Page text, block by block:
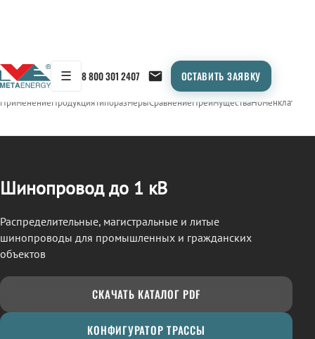
☰ 8 800 301 2407 ОСТАВИТЬ ЗАЯВКУ
← Продукция/ШИНОПРОВОД
ПрименениеПродукцияТипоразмерыСравнениеПреимуществаНоменклатура
Шинопровод до 1 кВ
Распределительные, магистральные и литые
шинопроводы для промышленных и гражданских
объектов
СКАЧАТЬ КАТАЛОГ PDF
КОНФИГУРАТОР ТРАССЫ